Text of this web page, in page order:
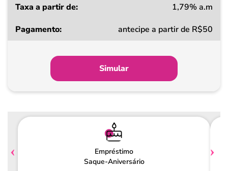
a
Pagamento
1,79% a.m
antecipe a partir de R$50
Simular
Empréstimo
Saque-Aniversário